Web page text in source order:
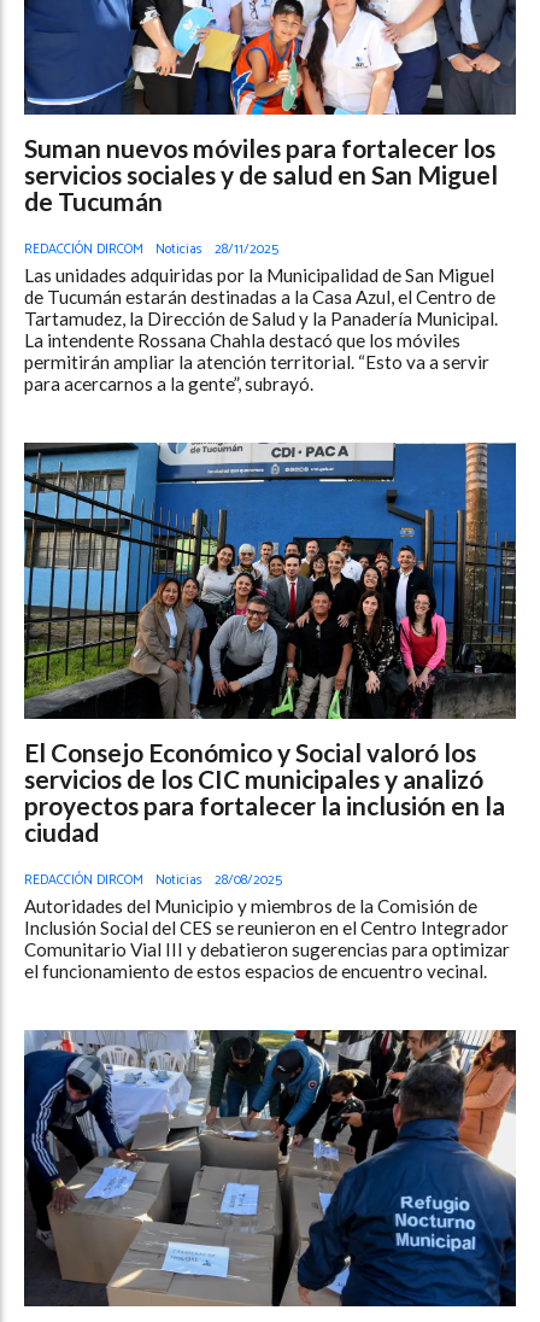
Suman nuevos móviles para fortalecer los
servicios sociales y de salud en San Miguel
de Tucumán
REDACCIÓN DIRCOM Noticias 28/11/2025
Las unidades adquiridas por la Municipalidad de San Miguel
de Tucumán estarán destinadas a la Casa Azul, el Centro de
Tartamudez, la Dirección de Salud y la Panadería Municipal.
La intendente Rossana Chahla destacó que los móviles
permitirán ampliar la atención territorial. “Esto va a servir
para acercarnos a la gente”, subrayó.
El Consejo Económico y Social valoró los
servicios de los CIC municipales y analizó
proyectos para fortalecer la inclusión en la
ciudad
REDACCIÓN DIRCOM Noticias 28/08/2025
Autoridades del Municipio y miembros de la Comisión de
Inclusión Social del CES se reunieron en el Centro Integrador
Comunitario Vial III y debatieron sugerencias para optimizar
el funcionamiento de estos espacios de encuentro vecinal.